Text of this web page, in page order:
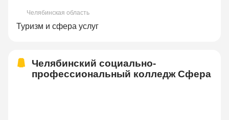
Челябинская область
Туризм и сфера услуг
Челябинский социально-
профессиональный колледж Сфера